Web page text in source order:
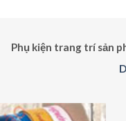
Phụ kiện trang trí sản